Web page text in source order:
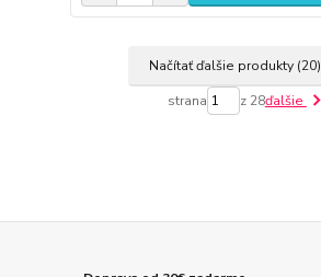
Načítať ďalšie produkty (20)
strana z 28ďalšie